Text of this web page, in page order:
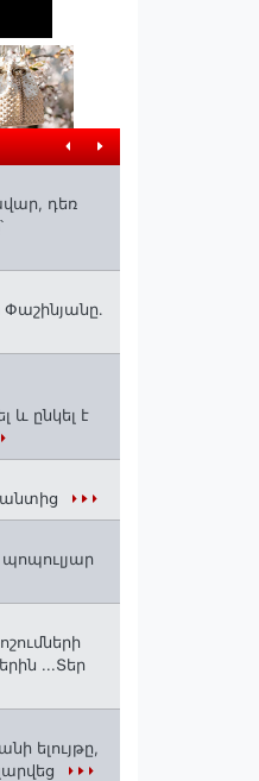
դեռ
և ընկել է
...Տեր
ելույթը,